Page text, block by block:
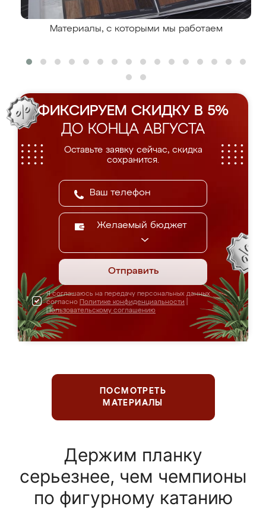
Материалы, с которыми мы работаем
ФИКСИРУЕМ СКИДКУ В 5%
ДО КОНЦА АВГУСТА
Оставьте заявку сейчас, скидка
сохранится.
Желаемый бюджет
Отправить
Я соглашаюсь на передачу персональных данных
согласно Политике конфиденциальности
Пользовательскому соглашению
ПОСМОТРЕТЬ
МАТЕРИАЛЫ
Держим планку
серьезнее, чем чемпионы
по фигурному катанию